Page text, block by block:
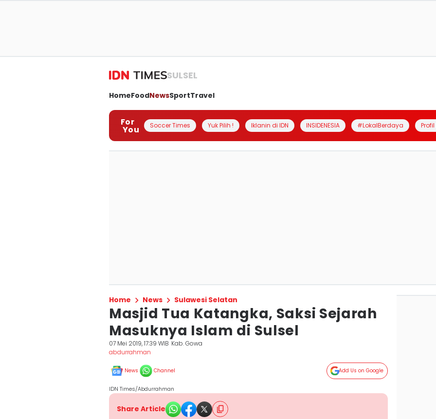
SULSEL
HomeFoodNewsSportTravel
For
You Soccer Times Yuk Pilih ! Iklanin di IDN INSIDENESIA #LokalBerdaya
Home News Sulawesi Selatan
Masjid Tua Katangka, Saksi Sejarah
Masuknya Islam di Sulsel
07 Mei 2019, 17:39 WIB Kab. Gowa
abdurrahman
News Channel Add Us on Google
IDN Times/Abdurrahman
Share Article